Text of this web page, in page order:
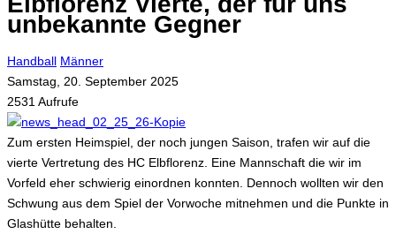
unbekannte Gegner
Handball Männer
Samstag, 20. September 2025
2531 Aufrufe
Zum ersten Heimspiel, der noch jungen Saison, trafen wir auf die
vierte Vertretung des HC Elbflorenz. Eine Mannschaft die wir im
Vorfeld eher schwierig einordnen konnten. Dennoch wollten wir den
Schwung aus dem Spiel der Vorwoche mitnehmen und die Punkte in
Glashütte behalten.